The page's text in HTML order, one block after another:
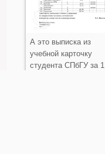
А это выписка из
учебной карточку
студента СПбГУ за 1